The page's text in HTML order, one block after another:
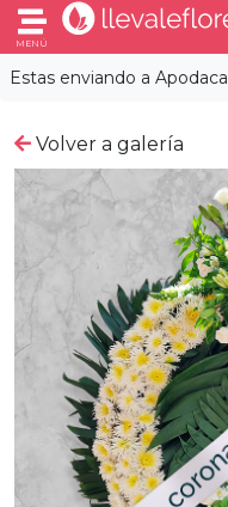
Estas enviando a Apodaca
MENÚ
Volver a galería